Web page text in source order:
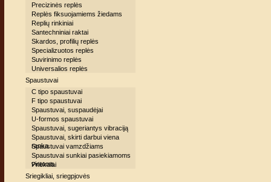
Precizinės replės
Replės fiksuojamiems žiedams
Replių rinkiniai
Santechniniai raktai
Skardos, profilių replės
Specializuotos replės
Suvirinimo replės
Universalios replės
Spaustuvai
C tipo spaustuvai
F tipo spaustuvai
Spaustuvai, suspaudėjai
U-formos spaustuvai
Spaustuvai, sugeriantys vibraciją
Spaustuvai, skirti darbui viena
ranka
Spaustuvai vamzdžiams
Spaustuvai sunkiai pasiekiamoms
vietoms
Priekalai
Sriegikliai, sriegpjovės